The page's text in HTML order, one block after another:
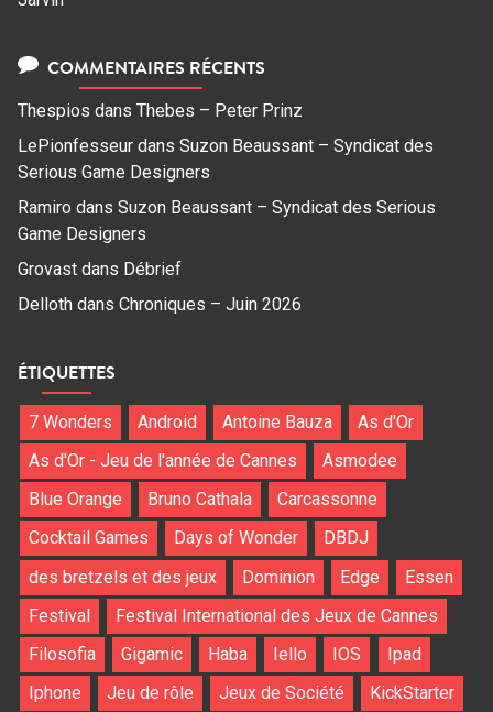
COMMENTAIRES RÉCENTS
Thespios dans Thebes – Peter Prinz
LePionfesseur dans Suzon Beaussant – Syndicat des
Serious Game Designers
Ramiro dans Suzon Beaussant – Syndicat des Serious
Game Designers
Grovast dans Débrief
Delloth dans Chroniques – Juin 2026
ÉTIQUETTES
7 Wonders Android Antoine Bauza
As d'Or
As d'Or - Jeu de l'année de Cannes
Asmodee
Blue Orange
Bruno Cathala
Carcassonne
Cocktail Games
Days of Wonder
DBDJ
des bretzels et des jeux
Dominion Edge
Essen
Festival
Festival International des Jeux de Cannes
Filosofia
Gigamic Haba Iello IOS
Ipad
Iphone
Jeu de rôle Jeux de Société KickStarter